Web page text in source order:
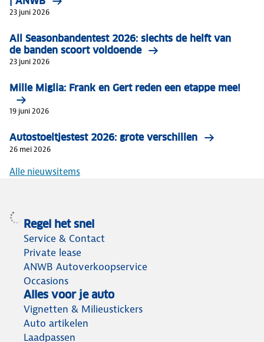
23 juni 2026
All Seasonbandentest 2026: slechts de helft van
de banden scoort voldoende
23 juni 2026
Mille Miglia: Frank en Gert reden een etappe mee!
19 juni 2026
Autostoeltjestest 2026: grote verschillen
26 mei 2026
Alle nieuwsitems
Regel het snel
Service & Contact
Private lease
ANWB Autoverkoopservice
Occasions
Alles voor je auto
Vignetten & Milieustickers
Auto artikelen
Laadpassen